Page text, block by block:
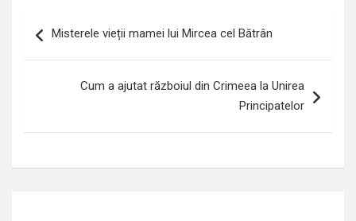
în
Misterele vieții mamei lui Mircea cel Bătrân
Cum a ajutat războiul din Crimeea la Unirea
Principatelor